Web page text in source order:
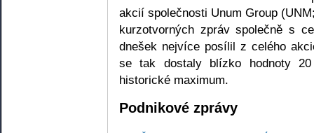
akcií společnosti Unum Group
kurzotvorných zpráv společně s
dnešek nejvíce posílil z celého
se tak dostaly blízko hodnoty
historické maximum.
Podnikové zprávy